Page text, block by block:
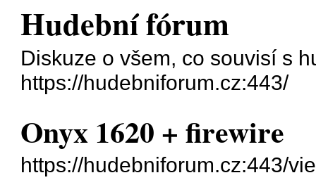
Hudební fórum
Diskuze o všem, co souvisí s
https://hudebniforum.cz:443/
Onyx 1620 + firewire
https://hudebniforum.cz:443/